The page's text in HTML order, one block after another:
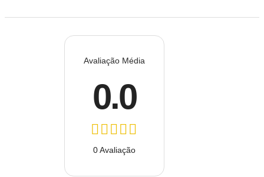
Avaliação Média
0.0
0 Avaliação